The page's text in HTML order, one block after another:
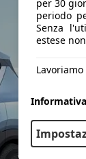
per 30
periodo
Senza
estese